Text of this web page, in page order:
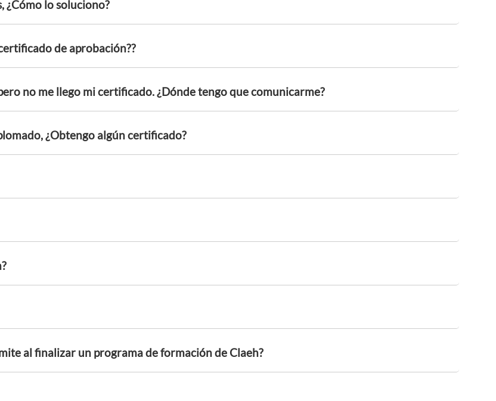
¿Cómo lo soluciono?
de aprobación??
no me llego mi certificado. ¿Dónde tengo que comunicarme?
¿Obtengo algún certificado?
al finalizar un programa de formación de Claeh?